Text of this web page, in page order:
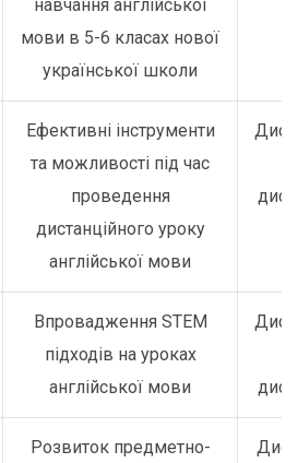
навчання англійської
мови в 5-6 класах нової
української школи
Ефективні інструменти
та можливості під час
проведення
дистанційного уроку
англійської мови
Впровадження STEM
підходів на уроках
англійської мови
Розвиток предметно-